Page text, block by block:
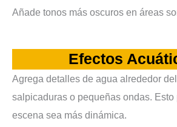
Añade tonos más oscuros en áreas
Efectos
Agrega detalles de agua alrededor
salpicaduras o pequeñas ondas.
escena sea más dinámica.